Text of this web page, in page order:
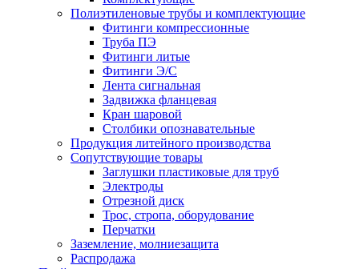
Полиэтиленовые трубы и комплектующие
Фитинги компрессионные
Труба ПЭ
Фитинги литые
Фитинги Э/С
Лента сигнальная
Задвижка фланцевая
Кран шаровой
Столбики опознавательные
Продукция литейного производства
Сопутствующие товары
Заглушки пластиковые для труб
Электроды
Отрезной диск
Трос, стропа, оборудование
Перчатки
Заземление, молниезащита
Распродажа